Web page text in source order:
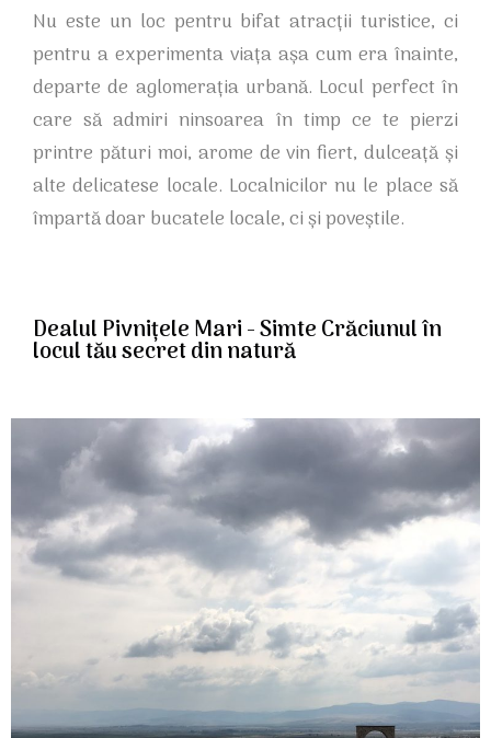
Nu este un loc pentru bifat atracții turistice, ci
pentru a experimenta viața așa cum era înainte,
departe de aglomerația urbană. Locul perfect în
care să admiri ninsoarea în timp ce te pierzi
printre pături moi, arome de vin fiert, dulceață și
alte delicatese locale. Localnicilor nu le place să
împartă doar bucatele locale, ci și poveștile.
Dealul Pivnițele Mari - Simte Crăciunul în
locul tău secret din natură